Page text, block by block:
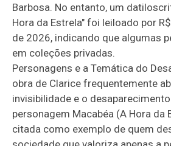
Barbosa. No entanto, um
Hora da Estrela" foi leiloado por
de 2026, indicando que algumas
em coleções privadas.
Personagens e a Temática do
obra de Clarice frequentemente
invisibilidade e o
personagem Macabéa (A Hora da
citada como exemplo de quem